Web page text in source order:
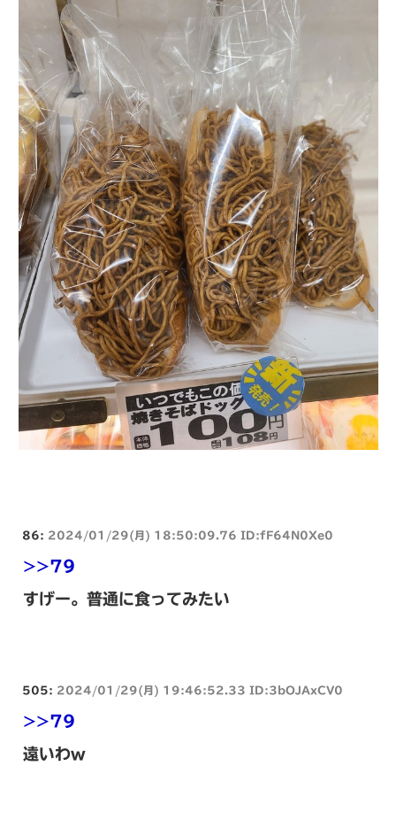
86: 2024/01/29(月) 18:50:09.76 ID:fF64N0Xe0
>>79
すげー。普通に食ってみたい
505: 2024/01/29(月) 19:46:52.33 ID:3bOJAxCV0
>>79
遠いわw